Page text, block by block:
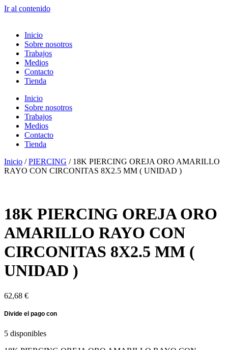
Ir al contenido
Inicio
Sobre nosotros
Trabajos
Medios
Contacto
Tienda
Inicio
Sobre nosotros
Trabajos
Medios
Contacto
Tienda
Inicio /PIERCING / 18K PIERCING OREJA ORO AMARILLO
RAYO CON CIRCONITAS 8X2.5 MM ( UNIDAD )
18K PIERCING OREJA ORO
AMARILLO RAYO CON
CIRCONITAS 8X2.5 MM (
UNIDAD )
62,68 €
5 disponibles